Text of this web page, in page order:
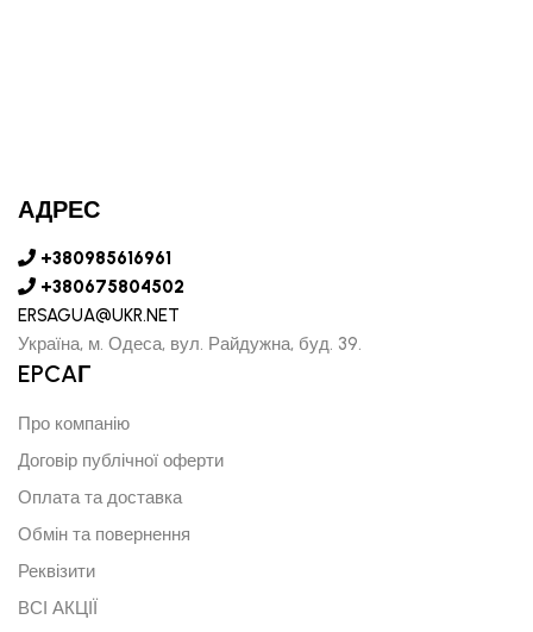
АДРЕС
+380985616961
+380675804502
ERSAGUA@UKR.NET
Україна, м. Одеса, вул. Райдужна, буд. 39.
EPCAГ
Про компанію
Договір публічної оферти
Оплата та доставка
Обмін та повернення
Реквізити
ВСІ АКЦІЇ